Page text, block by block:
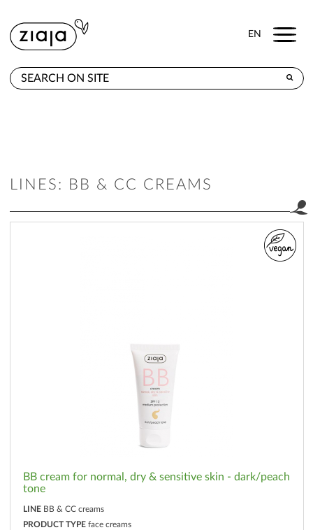
EN Menu
LINES: BB & CC CREAMS
BB cream for normal, dry & sensitive skin - dark/peach
tone
LINE BB & CC creams
PRODUCT TYPE face creams